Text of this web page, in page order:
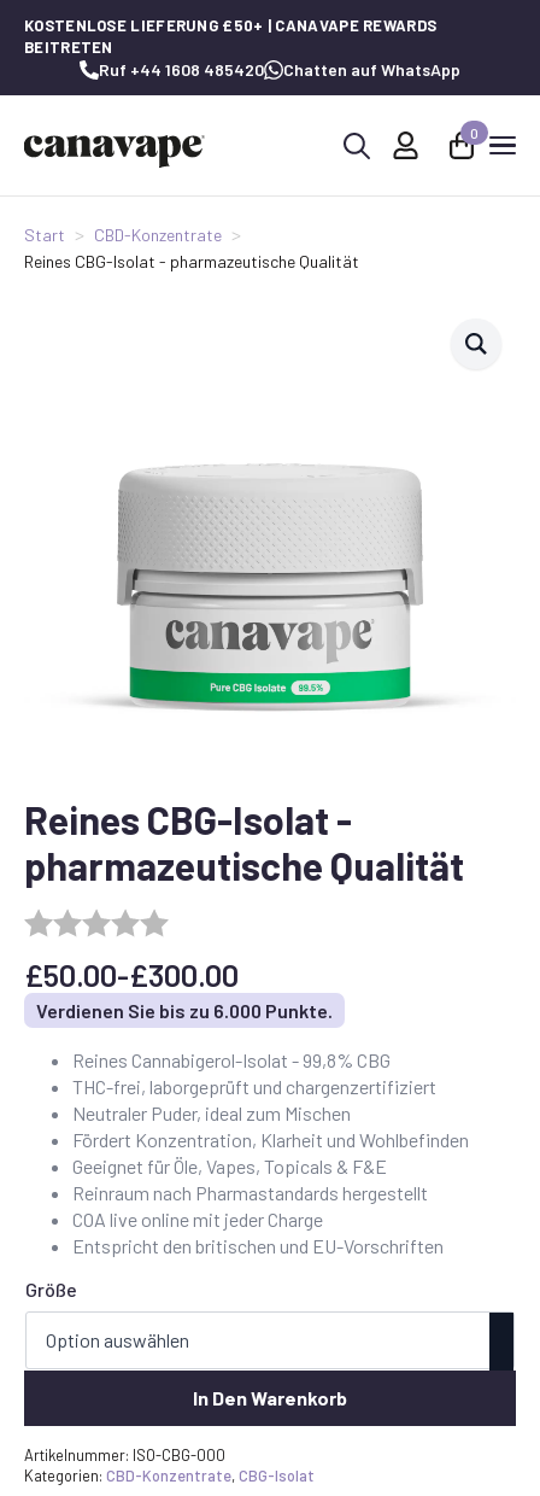
KOSTENLOSE LIEFERUNG £50+ | CANAVAPE REWARDS
BEITRETEN
Ruf +44 1608 485420 Chatten auf WhatsApp
0
Start
CBD-Konzentrate
Reines CBG-Isolat - pharmazeutische Qualität
Reines CBG-Isolat -
pharmazeutische Qualität
£50.00-£300.00
Preisspanne:
£50.00
bis
£300.00
Verdienen Sie bis zu 6.000 Punkte.
Reines Cannabigerol-Isolat - 99,8% CBG
THC-frei, laborgeprüft und chargenzertifiziert
Neutraler Puder, ideal zum Mischen
Fördert Konzentration, Klarheit und Wohlbefinden
Geeignet für Öle, Vapes, Topicals & F&E
Reinraum nach Pharmastandards hergestellt
COA live online mit jeder Charge
Entspricht den britischen und EU-Vorschriften
Größe
In Den Warenkorb
Artikelnummer: ISO-CBG-000
Kategorien: CBD-Konzentrate,CBG-Isolat